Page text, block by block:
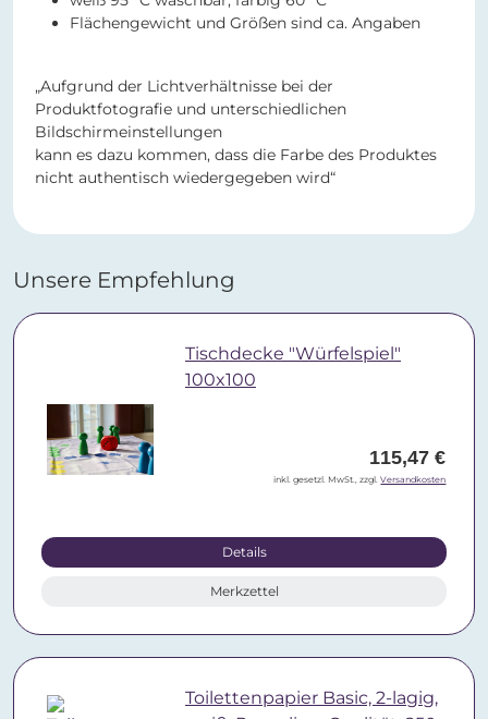
Flächengewicht und Größen sind ca. Angaben
„Aufgrund der Lichtverhältnisse bei der
Produktfotografie und unterschiedlichen
Bildschirmeinstellungen
kann es dazu kommen, dass die Farbe des Produktes
nicht authentisch wiedergegeben wird“
Unsere Empfehlung
Tischdecke "Würfelspiel"
100x100
115,47 €
inkl. gesetzl. MwSt., zzgl.Versandkosten
Details
Merkzettel
Toilettenpapier Basic, 2-lagig,